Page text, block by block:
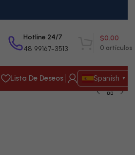
Hotline 24/7
48 99167-3513 0 artículos
$0.00
Lista De Deseos Spanish ▼